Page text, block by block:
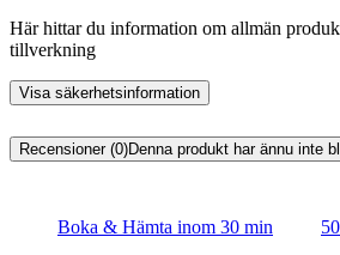
Här hittar du information om allmän
tillverkning
Visa säkerhetsinformation
Recensioner (0)Denna produkt har ännu inte
Boka & Hämta inom 30 min